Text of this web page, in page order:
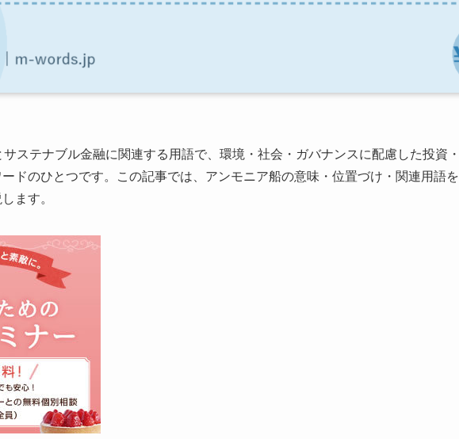
サステナブル金融に関連する用語で、環境・社会・ガバナンスに配慮した投資
ドのひとつです。この記事では、アンモニア船の意味・位置づけ・関連用語
ます。